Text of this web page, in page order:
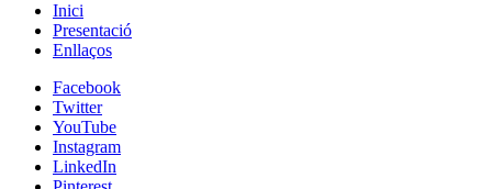
Inici
Presentació
Enllaços
Facebook
Twitter
YouTube
Instagram
LinkedIn